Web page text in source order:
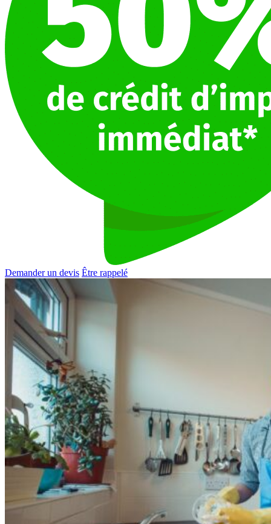
Demander un devis Être rappelé